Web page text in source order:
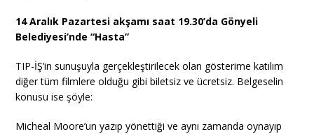
14 Aralık Pazartesi akşamı saat 19.30’da Gönyeli
Belediyesi’nde “Hasta”
TIP-İŞ’in sunuşuyla gerçekleştirilecek olan gösterime katılım
diğer tüm filmlere olduğu gibi biletsiz ve ücretsiz. Belgeselin
konusu ise şöyle:
Micheal Moore’un yazıp yönettiği ve aynı zamanda oynayıp